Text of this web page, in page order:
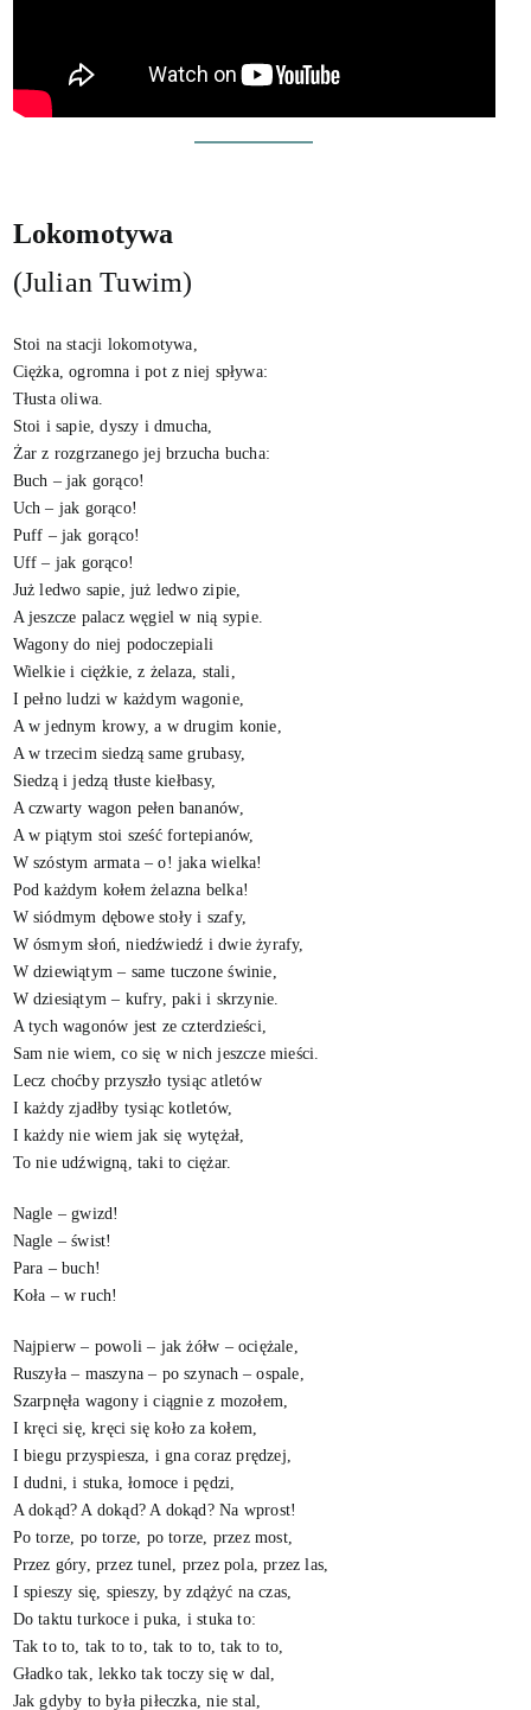
Lokomotywa
(Julian Tuwim)
Stoi na stacji lokomotywa,
Ciężka, ogromna i pot z niej spływa:
Tłusta oliwa.
Stoi i sapie, dyszy i dmucha,
Żar z rozgrzanego jej brzucha bucha:
Buch – jak gorąco!
Uch – jak gorąco!
Puff – jak gorąco!
Uff – jak gorąco!
Już ledwo sapie, już ledwo zipie,
A jeszcze palacz węgiel w nią sypie.
Wagony do niej podoczepiali
Wielkie i ciężkie, z żelaza, stali,
I pełno ludzi w każdym wagonie,
A w jednym krowy, a w drugim konie,
A w trzecim siedzą same grubasy,
Siedzą i jedzą tłuste kiełbasy,
A czwarty wagon pełen bananów,
A w piątym stoi sześć fortepianów,
W szóstym armata ‒ o! jaka wielka!
Pod każdym kołem żelazna belka!
W siódmym dębowe stoły i szafy,
W ósmym słoń, niedźwiedź i dwie żyrafy,
W dziewiątym – same tuczone świnie,
W dziesiątym – kufry, paki i skrzynie.
A tych wagonów jest ze czterdzieści,
Sam nie wiem, co się w nich jeszcze mieści.
Lecz choćby przyszło tysiąc atletów
I każdy zjadłby tysiąc kotletów,
I każdy nie wiem jak się wytężał,
To nie udźwigną, taki to ciężar.
Nagle – gwizd!
Nagle – świst!
Para – buch!
Koła – w ruch!
Najpierw – powoli – jak żółw – ociężale,
Ruszyła – maszyna – po szynach – ospale,
Szarpnęła wagony i ciągnie z mozołem,
I kręci się, kręci się koło za kołem,
I biegu przyspiesza, i gna coraz prędzej,
I dudni, i stuka, łomoce i pędzi,
A dokąd? A dokąd? A dokąd? Na wprost!
Po torze, po torze, po torze, przez most,
Przez góry, przez tunel, przez pola, przez las,
I spieszy się, spieszy, by zdążyć na czas,
Do taktu turkoce i puka, i stuka to:
Tak to to, tak to to, tak to to, tak to to,
Gładko tak, lekko tak toczy się w dal,
Jak gdyby to była piłeczka, nie stal,